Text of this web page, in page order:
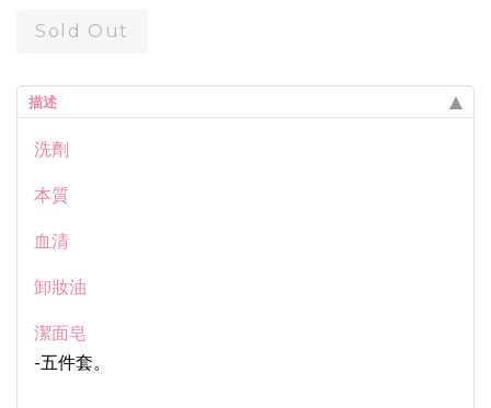
Sold Out
描述
洗劑
本質
血清
卸妝油
潔面皂
-五件套。